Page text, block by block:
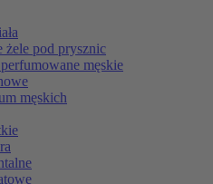
żele pod prysznic
męskie
męskich